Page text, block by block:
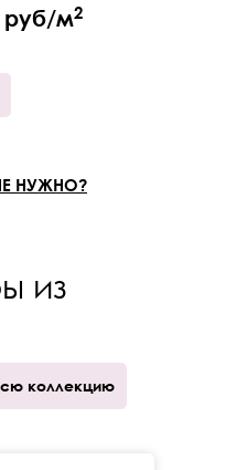
руб/м2
НУЖНО?
из
коллекцию